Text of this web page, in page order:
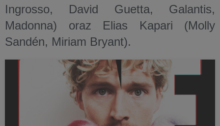
Ingrosso, David Guetta, Galantis,
Madonna) oraz Elias Kapari (Molly
Sandén, Miriam Bryant).